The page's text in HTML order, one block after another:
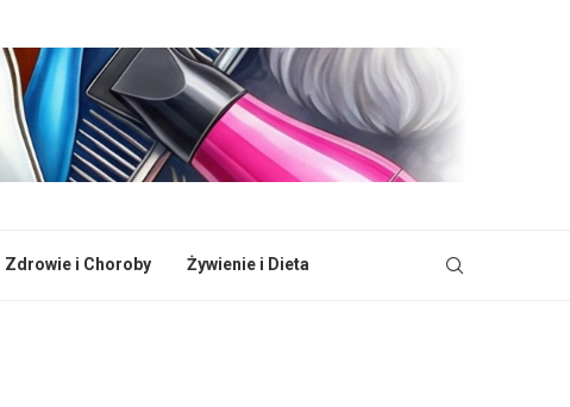
Zdrowie i Choroby Żywienie i Dieta